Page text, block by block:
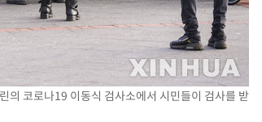
코로나19 이동식 검사소에서 시민들이 검사를 받